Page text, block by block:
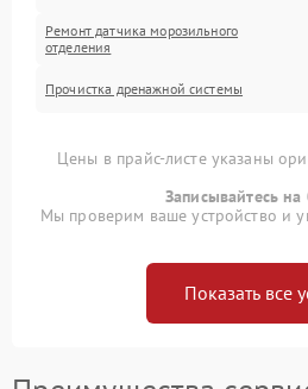
Ремонт датчика морозильного
отделения
Прочистка дренажной системы
Цены в прайс-листе указаны
Записывайтесь на
Мы проверим ваше устройство и
Показать все